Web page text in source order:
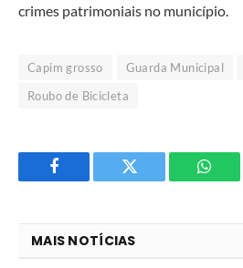
crimes patrimoniais no município.
Capim grosso Guarda Municipal
Roubo de Bicicleta
Facebook Twitter
O
MAIS NOTÍCIAS